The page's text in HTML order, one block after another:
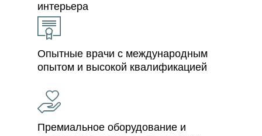
Премиальное оборудование и
Опытные врачи с международным
опытом и высокой квалификацией
интерьера